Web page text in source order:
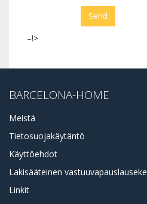
–!>
BARCELONA-HOME
Meistä
Tietosuojakäytäntö
Käyttöehdot
Lakisääteinen vastuuvapauslauseke
Linkit